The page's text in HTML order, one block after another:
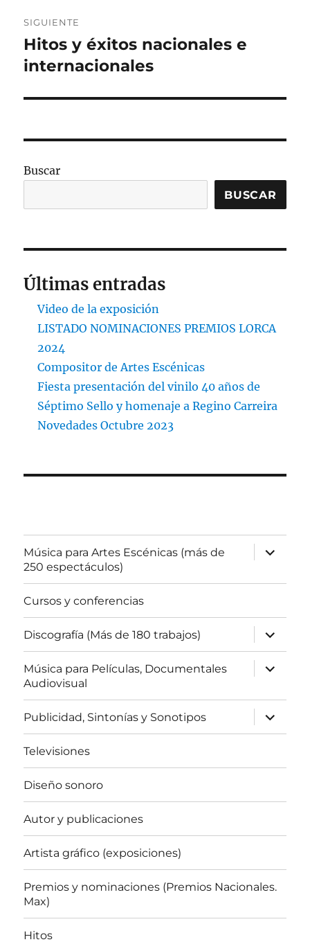
SIGUIENTE
Entrada
siguiente:
Hitos y éxitos nacionales e
internacionales
Buscar
BUSCAR
Últimas entradas
Video de la exposición
LISTADO NOMINACIONES PREMIOS LORCA
2024
Compositor de Artes Escénicas
Fiesta presentación del vinilo 40 años de
Séptimo Sello y homenaje a Regino Carreira
Novedades Octubre 2023
Música para Artes Escénicas (más de
250 espectáculos)
expande
el
inferior
Cursos y conferencias
Discografía (Más de 180 trabajos)
expande
el
menú
inferior
Música para Películas, Documentales
Audiovisual
expande
el
inferior
Publicidad, Sintonías y Sonotipos
expande
el
menú
Televisiones
Diseño sonoro
Autor y publicaciones
Artista gráfico (exposiciones)
Premios y nominaciones (Premios Nacionales.
Max)
Hitos